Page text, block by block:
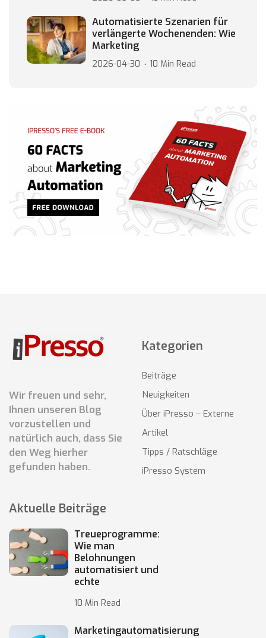
Automatisierte Szenarien für
verlängerte Wochenenden: Wie
Marketing
2026-04-30 10 Min Read
Wir freuen und sehr,
Ihnen unseren Blog
vorzustellen und
natürlich auch, dass Sie
den Weg hierher
gefunden haben.
Kategorien
Beiträge
Neuigkeiten
Über iPresso – Externe
Artikel
Tipps / Ratschläge
iPresso System
Aktuelle Beiträge
Treueprogramme:
Wie man
Belohnungen
automatisiert und
echte
10 Min Read
Marketingautomatisierung